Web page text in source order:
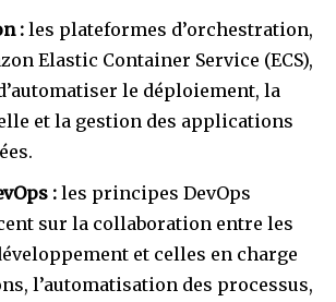
:les plateformes d’orchestration,
Elastic Container Service (ECS),
le déploiement, la
et la gestion des applications
: les principes DevOps
sur la collaboration entre les
et celles en charge
l’automatisation des processus,